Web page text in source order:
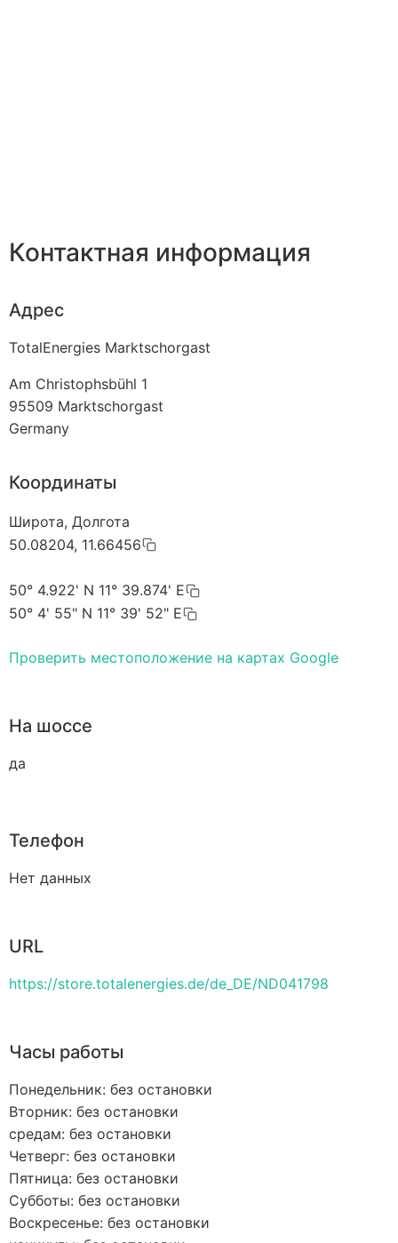
Контактная информация
Адрес
TotalEnergies Marktschorgast
Am Christophsbühl 1
95509 Marktschorgast
Germany
Координаты
Широта, Долгота
50.08204, 11.66456
50° 4.922' N 11° 39.874' E
50° 4' 55" N 11° 39' 52" E
Проверить местоположение на картах Google
На шоссе
да
Телефон
Нет данных
URL
https://store.totalenergies.de/de_DE/ND041798
Часы работы
Понедельник: без остановки
Вторник: без остановки
средам: без остановки
Четверг: без остановки
Пятница: без остановки
Субботы: без остановки
Воскресенье: без остановки